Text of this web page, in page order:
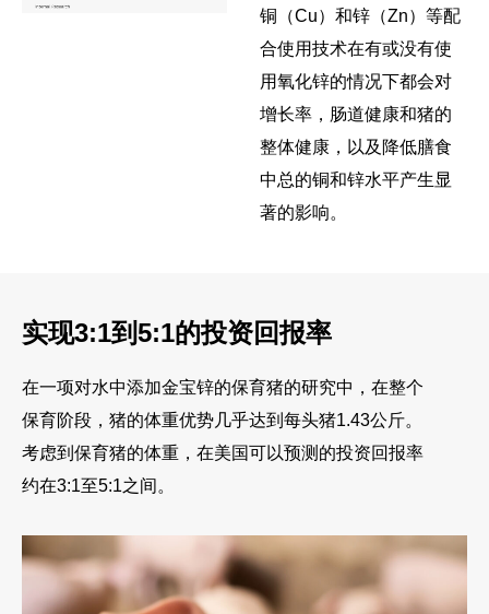
铜（Cu）和锌（Zn）等配
合使用技术在有或没有使
用氧化锌的情况下都会对
增长率，肠道健康和猪的
整体健康，以及降低膳食
中总的铜和锌水平产生显
著的影响。
实现3:1到5:1的投资回报率
在一项对水中添加金宝锌的保育猪的研究中，在整个
保育阶段，猪的体重优势几乎达到每头猪1.43公斤。
考虑到保育猪的体重，在美国可以预测的投资回报率
约在3:1至5:1之间。